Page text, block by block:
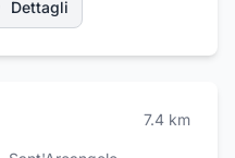
Dettagli
7.4 km